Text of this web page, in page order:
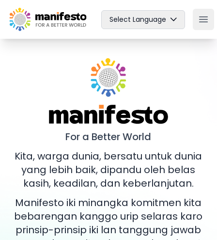
Your Company
Select Language
Manifesto
For a Better World
Kita, warga dunia, bersatu untuk dunia
yang lebih baik, dipandu oleh belas
kasih, keadilan, dan keberlanjutan.
Manifesto iki minangka komitmen kita
bebarengan kanggo urip selaras karo
prinsip-prinsip iki lan tanggung jawab